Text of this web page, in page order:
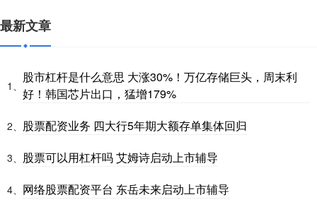
最新文章
1、
股市杠杆是什么意思 大涨30%！万亿存储巨头，周末利
好！韩国芯片出口，猛增179%
2、 股票配资业务 四大行5年期大额存单集体回归
3、 股票可以用杠杆吗 艾姆诗启动上市辅导
4、 网络股票配资平台 东岳未来启动上市辅导